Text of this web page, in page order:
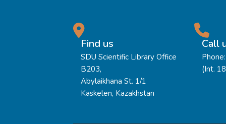
Find us
SDU Scientific Library Office
B203,
Abylaikhana St. 1/1
Kaskelen, Kazakhstan
Call
(Int.